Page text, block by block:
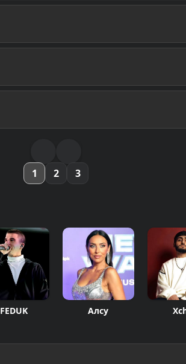
1 2 3
FEDUK Алсу